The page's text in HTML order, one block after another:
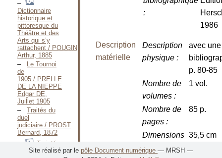
Dictionnaire
historique et
pittoresque du
Théâtre et des
Arts qui s’y
rattachent / POUGIN
Arthur, 1885
Le Tournoi
de
1905 / PRELLE
DE LA NIEPPE
Edgar DE,
Juillet 1905
Traités du
duel
judiciaire / PROST
Bernard, 1872
Traicté
de la forme et
:
1986
Description
matérielle
Description
physique:
avec une
p. 80-85
Nombre de
volumes:
1 vol.
Nombre de
pages:
85 p.
Dimensions
:
35,5 cm
Site réalisé par le pôle Document numérique — MRSH —